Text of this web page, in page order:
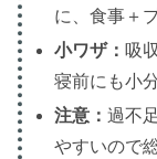
に、食事＋
小ワザ： 吸
寝前にも小
注意：過不
やすいので